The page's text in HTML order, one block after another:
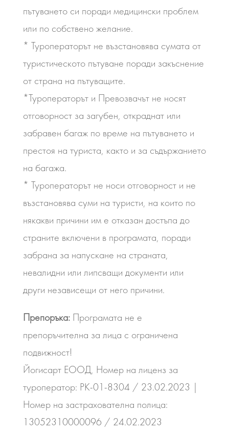
пътуването си поради медицински проблем
или по собствено желание.
* Туроператорът не възстановява сумата от
туристическото пътуване поради закъснение
от страна на пътуващите.
*Туроператорът и Превозвачът не носят
отговорност за загубен, откраднат или
забравен багаж по време на пътуването и
престоя на туриста, както и за съдържанието
на багажа.
* Туроператорът не носи отговорност и не
възстановява суми на туристи, на които по
някакви причини им е отказан достъпа до
страните включени в програмата, поради
забрана за напускане на страната,
невалидни или липсващи документи или
други независещи от него причини.
Препоръка:Програмата не е
препоръчителна за лица с ограничена
подвижност!
Йогисарт ЕООД, Номер на лиценз за
туроператор: РК-01-8304 / 23.02.2023 |
Номер на застрахователна полица:
13052310000096 / 24.02.2023